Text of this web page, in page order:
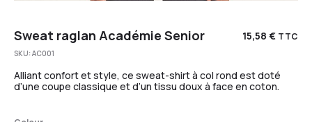
Sweat raglan Académie Senior 15,58 € TTC
SKU:AC001
Alliant confort et style, ce sweat-shirt à col rond est doté
d’une coupe classique et d’un tissu doux à face en coton.